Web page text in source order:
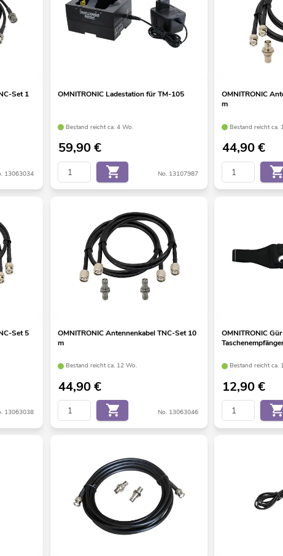
Set 1
13063034
OMNITRONIC Ladestation für TM-105
Bestand reicht ca. 4 Wo.
59,90€
No. 13107987
OMNITRONIC
m
Bestand reicht ca.
44,90€
Set 5
13063038
OMNITRONIC Antennenkabel TNC-Set 10
m
Bestand reicht ca. 12 Wo.
44,90€
No. 13063046
OMNITRONIC
Bestand reicht ca.
12,90€